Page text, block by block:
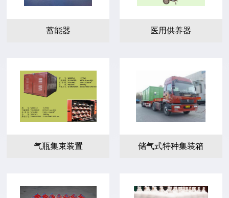
蓄能器 医用供养器
气瓶集束装置 储气式特种集装箱